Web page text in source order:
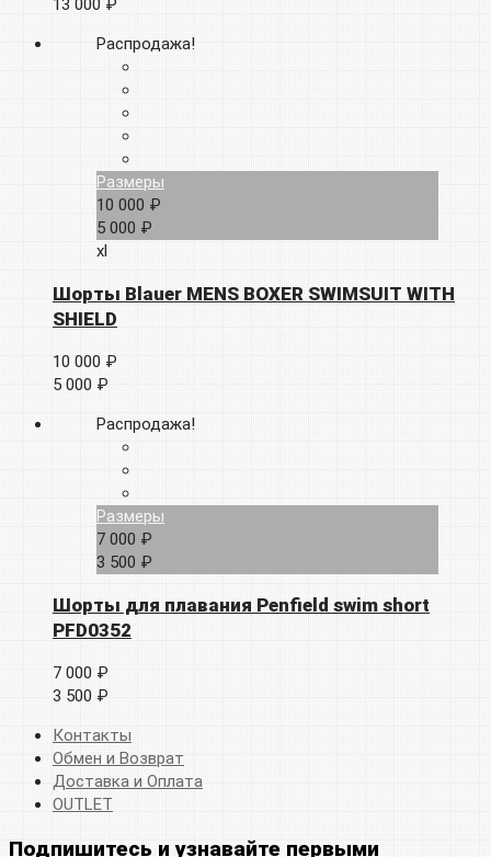
13 000 ₽
Распродажа!
Размеры
10 000 ₽
5 000 ₽
xl
Шорты Blauer MENS BOXER SWIMSUIT WITH
SHIELD
10 000 ₽
5 000 ₽
Распродажа!
Размеры
7 000 ₽
3 500 ₽
Шорты для плавания Penfield swim short
PFD0352
7 000 ₽
3 500 ₽
Контакты
Обмен и Возврат
Доставка и Оплата
OUTLET
Подпишитесь и узнавайте первыми